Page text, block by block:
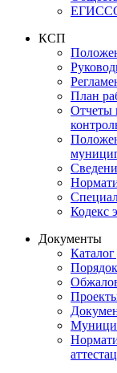
КСП
План
Отчеты
Кодекс
Документы